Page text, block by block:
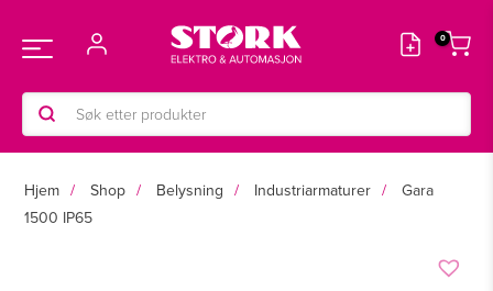
rett
innholdet
Main
Menu
Products
search
Hjem Shop Belysning Industriarmaturer
Gara
1500 IP65